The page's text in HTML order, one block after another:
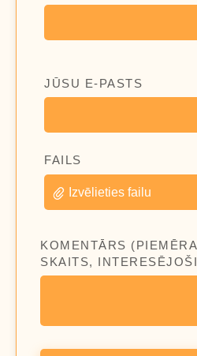
JŪSU E-PASTS
FAILS
Izvēlieties failu
KOMENTĀRS
SKAITS,